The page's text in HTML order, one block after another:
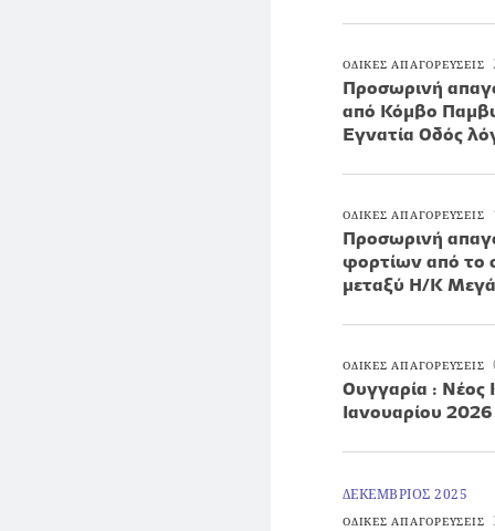
ΟΔΙΚΕΣ ΑΠΑΓΟΡΕΥΣΕΙΣ
Προσωρινή
από Κόμβο
Εγνατία Οδός
ΟΔΙΚΕΣ ΑΠΑΓΟΡΕΥΣΕΙΣ
Προσωρινή
φορτίων από το
μεταξύ Η/Κ
ΟΔΙΚΕΣ ΑΠΑΓΟΡΕΥΣΕΙΣ
Ουγγαρία : Νέος
Ιανουαρίου 2026
ΔΕΚΕΜΒΡΙΟΣ 2025
ΟΔΙΚΕΣ ΑΠΑΓΟΡΕΥΣΕΙΣ